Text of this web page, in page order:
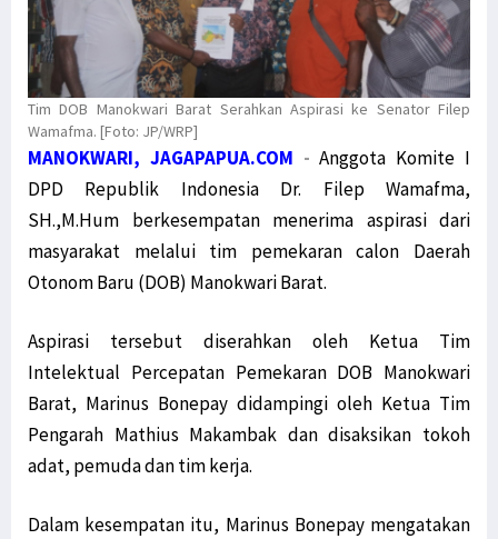
Tim DOB Manokwari Barat Serahkan Aspirasi ke Senator Filep
Wamafma. [Foto: JP/WRP]
MANOKWARI, JAGAPAPUA.COM -Anggota Komite I
DPD Republik Indonesia Dr. Filep Wamafma,
SH.,M.Hum berkesempatan menerima aspirasi dari
masyarakat melalui tim pemekaran calon Daerah
Otonom Baru (DOB) Manokwari Barat.
Aspirasi tersebut diserahkan oleh Ketua Tim
Intelektual Percepatan Pemekaran DOB Manokwari
Barat, Marinus Bonepay didampingi oleh Ketua Tim
Pengarah Mathius Makambak dan disaksikan tokoh
adat, pemuda dan tim kerja.
Dalam kesempatan itu, Marinus Bonepay mengatakan